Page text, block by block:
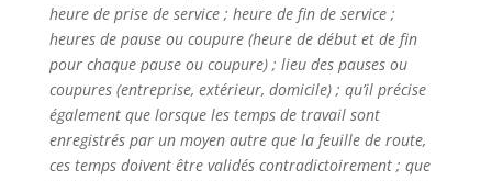
heure de prise de service ; heure de fin de service ;
heures de pause ou coupure (heure de début et de fin
pour chaque pause ou coupure) ; lieu des pauses ou
coupures (entreprise, extérieur, domicile) ; qu’il précise
également que lorsque les temps de travail sont
enregistrés par un moyen autre que la feuille de route,
ces temps doivent être validés contradictoirement ; que